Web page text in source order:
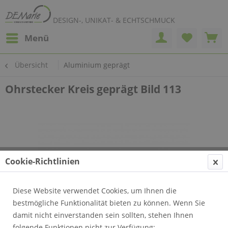
DESIGN-, UNIKAT- & ECHTSCHMUCK
Menü
Übersicht Aluminium geprägt
Ohrstecker Kreis geprägt Bild 113
Cookie-Richtlinien
Diese Website verwendet Cookies, um Ihnen die
bestmögliche Funktionalität bieten zu können. Wenn Sie
damit nicht einverstanden sein sollten, stehen Ihnen